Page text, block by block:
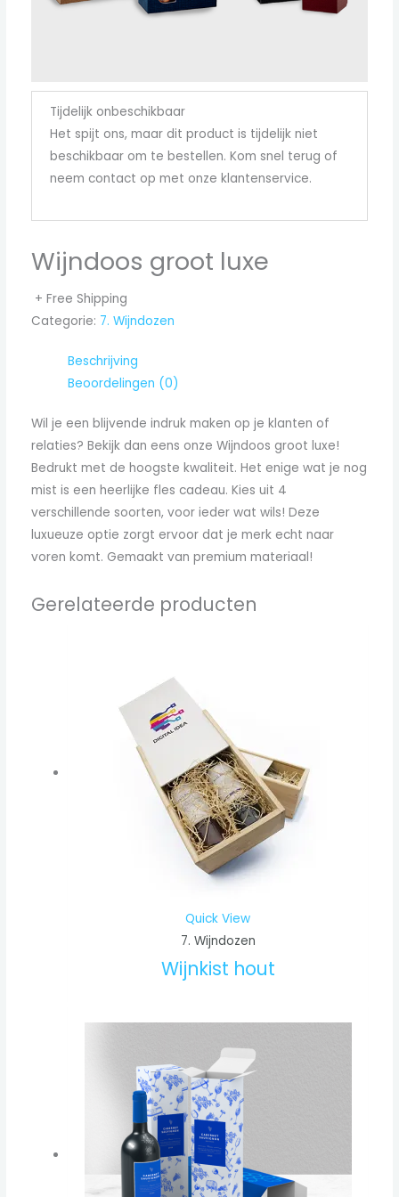
Tijdelijk onbeschikbaar
Het spijt ons, maar dit product is tijdelijk niet
beschikbaar om te bestellen. Kom snel terug of
neem contact op met onze klantenservice.
Wijndoos groot luxe
+ Free Shipping
Categorie: 7. Wijndozen
Beschrijving
Beoordelingen (0)
Wil je een blijvende indruk maken op je klanten of
relaties? Bekijk dan eens onze Wijndoos groot luxe!
Bedrukt met de hoogste kwaliteit. Het enige wat je nog
mist is een heerlijke fles cadeau. Kies uit 4
verschillende soorten, voor ieder wat wils! Deze
luxueuze optie zorgt ervoor dat je merk echt naar
voren komt. Gemaakt van premium materiaal!
Gerelateerde producten
Quick View
7. Wijndozen
Wijnkist hout